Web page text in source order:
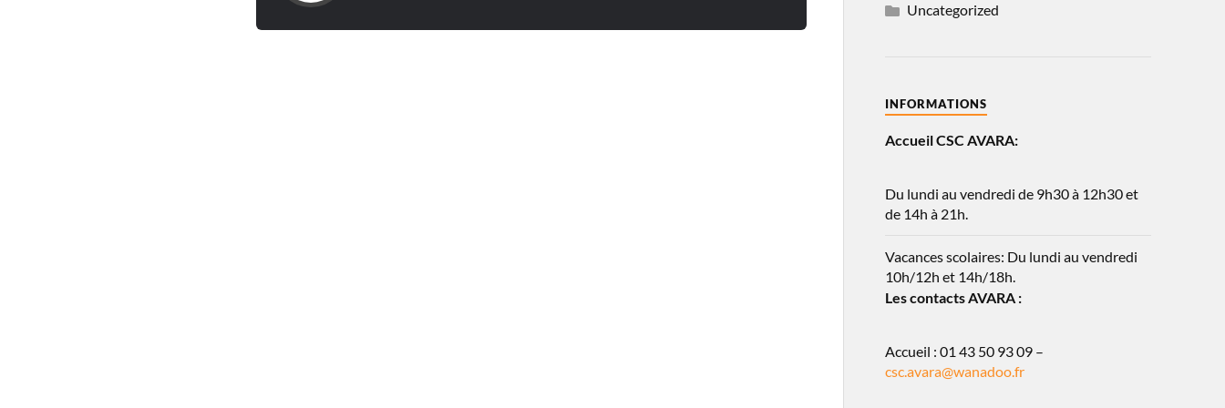
Uncategorized
INFORMATIONS
Accueil CSC AVARA:
Du lundi au vendredi de 9h30 à 12h30 et
de 14h à 21h.
Vacances scolaires: Du lundi au vendredi
10h/12h et 14h/18h.
Les contacts AVARA :
Accueil : 01 43 50 93 09 –
csc.avara@wanadoo.fr